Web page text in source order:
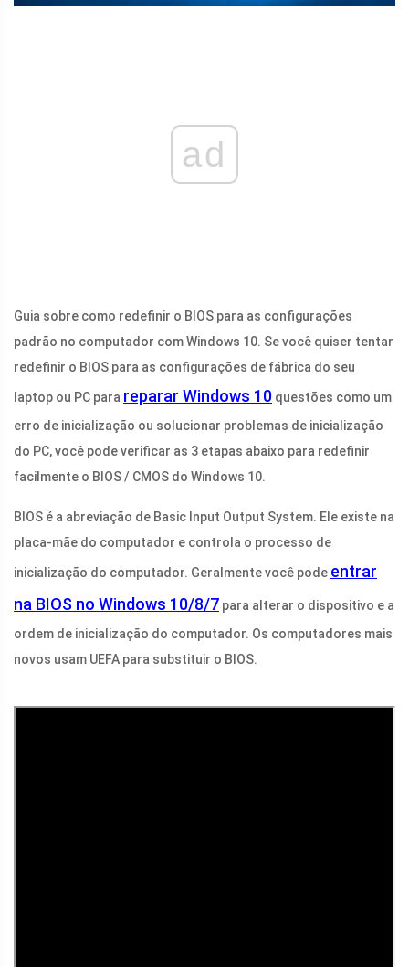
ad
Guia sobre como redefinir o BIOS para as configurações
padrão no computador com Windows 10. Se você quiser tentar
redefinir o BIOS para as configurações de fábrica do seu
laptop ou PC para reparar Windows 10 questões como um
erro de inicialização ou solucionar problemas de inicialização
do PC, você pode verificar as 3 etapas abaixo para redefinir
facilmente o BIOS / CMOS do Windows 10.
BIOS é a abreviação de Basic Input Output System. Ele existe na
placa-mãe do computador e controla o processo de
inicialização do computador. Geralmente você pode entrar
na BIOS no Windows 10/8/7 para alterar o dispositivo e a
ordem de inicialização do computador. Os computadores mais
novos usam UEFA para substituir o BIOS.